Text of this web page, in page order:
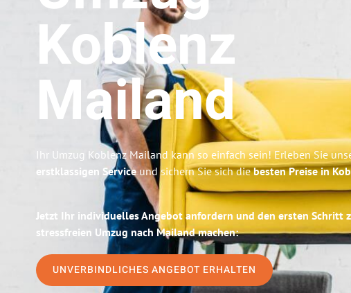
Koblenz
Mailand
Ihr Umzug Koblenz Mailand kann so einfach sein! Erleben Sie
erstklassigen Serviceund sichern Sie sich diebesten Preise in
Jetzt Ihr individuelles Angebot anfordern und den ersten Schritt
stressfreien Umzug nach Mailand machen:
UNVERBINDLICHES ANGEBOT ERHALTEN